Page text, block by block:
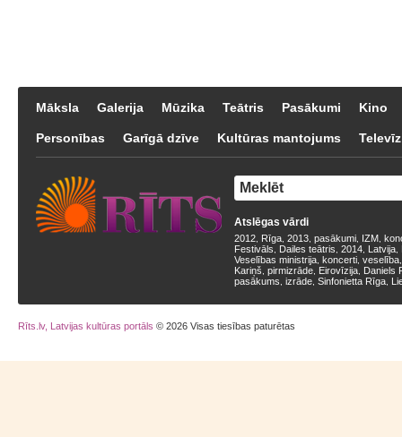
Māksla Galerija Mūzika Teātris Pasākumi Kino
Personības Garīgā dzīve Kultūras mantojums
Atslēgas vārdi
2012 Rīga 2013 pasākumi IZM
Festivāls
Dailes teātris 2014 Latvija
Veselības ministrija koncerti veselība
Kariņš pirmizrāde Eirovīzija Daniels
pasākums izrāde Sinfonietta Rīga
Rīts.lv, Latvijas kultūras portāls © 2026 Visas tiesības paturētas